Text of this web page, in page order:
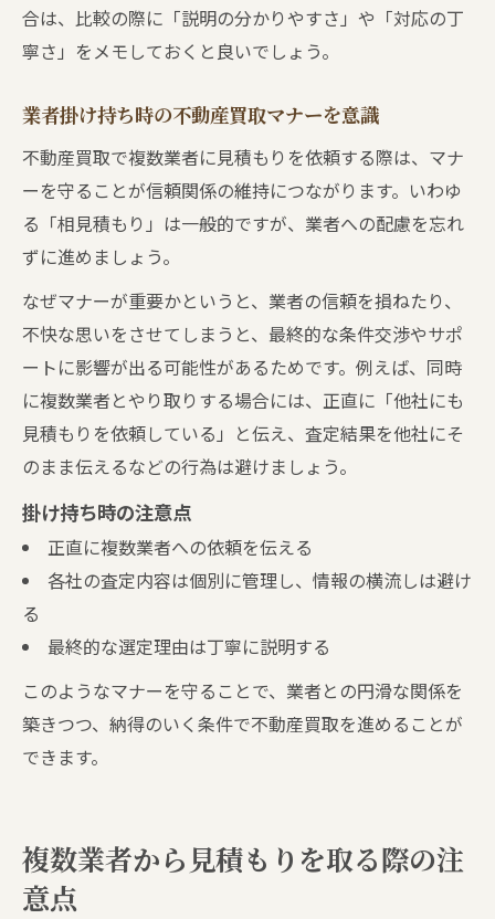
合は、比較の際に「説明の分かりやすさ」や「対応の丁
寧さ」をメモしておくと良いでしょう。
業者掛け持ち時の不動産買取マナーを意識
不動産買取で複数業者に見積もりを依頼する際は、マナ
ーを守ることが信頼関係の維持につながります。いわゆ
る「相見積もり」は一般的ですが、業者への配慮を忘れ
ずに進めましょう。
なぜマナーが重要かというと、業者の信頼を損ねたり、
不快な思いをさせてしまうと、最終的な条件交渉やサポ
ートに影響が出る可能性があるためです。例えば、同時
に複数業者とやり取りする場合には、正直に「他社にも
見積もりを依頼している」と伝え、査定結果を他社にそ
のまま伝えるなどの行為は避けましょう。
掛け持ち時の注意点
正直に複数業者への依頼を伝える
各社の査定内容は個別に管理し、情報の横流しは避け
る
最終的な選定理由は丁寧に説明する
このようなマナーを守ることで、業者との円滑な関係を
築きつつ、納得のいく条件で不動産買取を進めることが
できます。
複数業者から見積もりを取る際の注
意点